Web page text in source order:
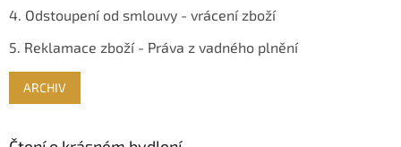
4. Odstoupení od smlouvy - vrácení zboží
5. Reklamace zboží - Práva z vadného plnění
ARCHIV